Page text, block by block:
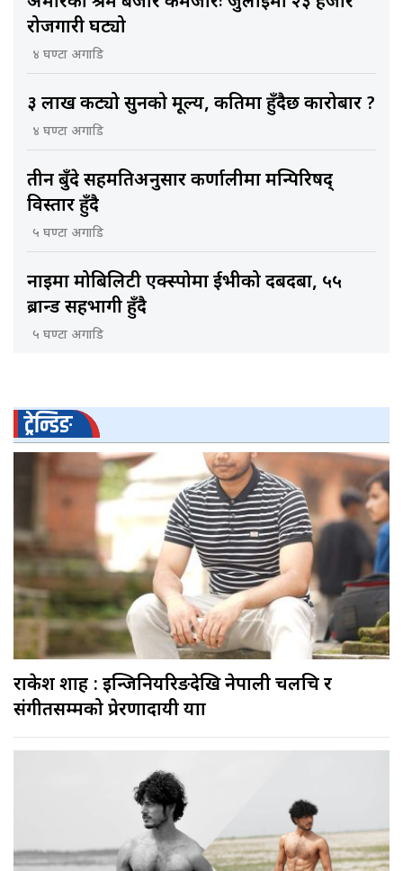
रोजगारी घट्यो
४ घण्टा अगाडि
३ लाख कट्यो सुनको मूल्य, कतिमा हुँदैछ कारोबार ?
४ घण्टा अगाडि
तीन बुँदे सहमतिअनुसार कर्णालीमा मन्त्रिपरिषद्
विस्तार हुँदै
५ घण्टा अगाडि
नाइमा मोबिलिटी एक्स्पोमा ईभीको दबदबा, ५५
ब्रान्ड सहभागी हुँदै
५ घण्टा अगाडि
ट्रेन्डिङ
राकेश शाह : इन्जिनियरिङदेखि नेपाली चलचित्र र
संगीतसम्मको प्रेरणादायी यात्रा